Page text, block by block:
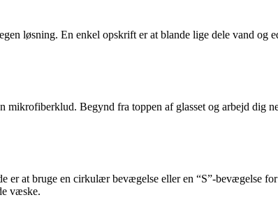
løsning. En enkel opskrift er at blande lige dele vand og
Begynd fra toppen af glasset og arbejd dig
at bruge en cirkulær bevægelse eller en “S”-bevægelse
væske.